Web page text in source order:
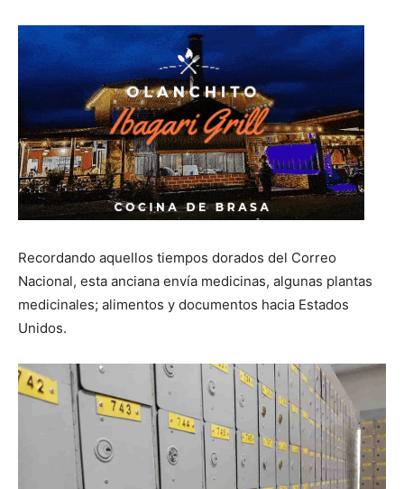
Recordando aquellos tiempos dorados del Correo
Nacional, esta anciana envía medicinas, algunas plantas
medicinales; alimentos y documentos hacia Estados
Unidos.